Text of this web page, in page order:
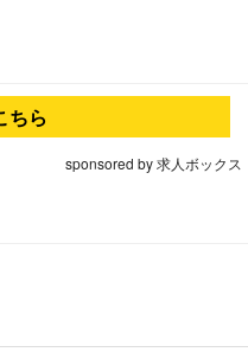
ちら
sponsored by 求人ボックス